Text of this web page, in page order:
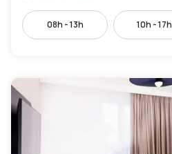
08h - 13h 10h - 17h